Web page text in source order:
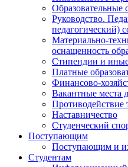
Образовательные
Руководство.
педагогический)
Материально-
оснащенность
Стипендии и
Платные
Финансово-
Вакантные места
Противодействие
Наставничество
Студенческий
Поступающим
Поступающим и
Студентам